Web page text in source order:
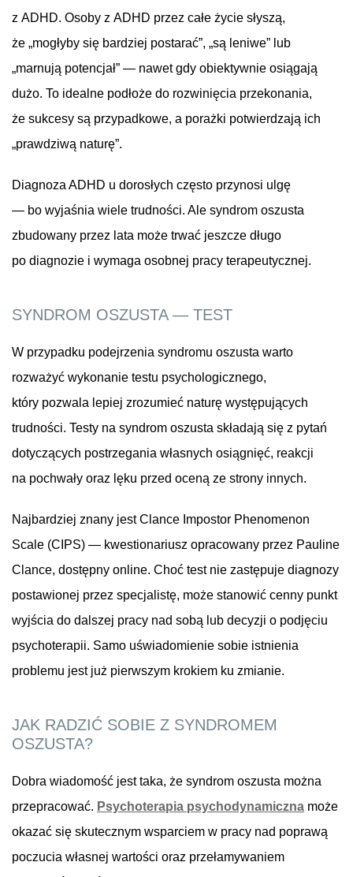
z ADHD. Osoby z ADHD przez całe życie słyszą,
że „mogłyby się bardziej postarać”, „są leniwe” lub
„marnują potencjał” — nawet gdy obiektywnie osiągają
dużo. To idealne podłoże do rozwinięcia przekonania,
że sukcesy są przypadkowe, a porażki potwierdzają ich
„prawdziwą naturę”.
Diagnoza ADHD u dorosłych często przynosi ulgę
— bo wyjaśnia wiele trudności. Ale syndrom oszusta
zbudowany przez lata może trwać jeszcze długo
po diagnozie i wymaga osobnej pracy terapeutycznej.
SYNDROM OSZUSTA — TEST
W przypadku podejrzenia syndromu oszusta warto
rozważyć wykonanie testu psychologicznego,
który pozwala lepiej zrozumieć naturę występujących
trudności. Testy na syndrom oszusta składają się z pytań
dotyczących postrzegania własnych osiągnięć, reakcji
na pochwały oraz lęku przed oceną ze strony innych.
Najbardziej znany jest Clance Impostor Phenomenon
Scale (CIPS) — kwestionariusz opracowany przez Pauline
Clance, dostępny online. Choć test nie zastępuje diagnozy
postawionej przez specjalistę, może stanowić cenny punkt
wyjścia do dalszej pracy nad sobą lub decyzji o podjęciu
psychoterapii. Samo uświadomienie sobie istnienia
problemu jest już pierwszym krokiem ku zmianie.
JAK RADZIĆ SOBIE Z SYNDROMEM
OSZUSTA?
Dobra wiadomość jest taka, że syndrom oszusta można
przepracować. Psychoterapia psychodynamiczna może
okazać się skutecznym wsparciem w pracy nad poprawą
poczucia własnej wartości oraz przełamywaniem